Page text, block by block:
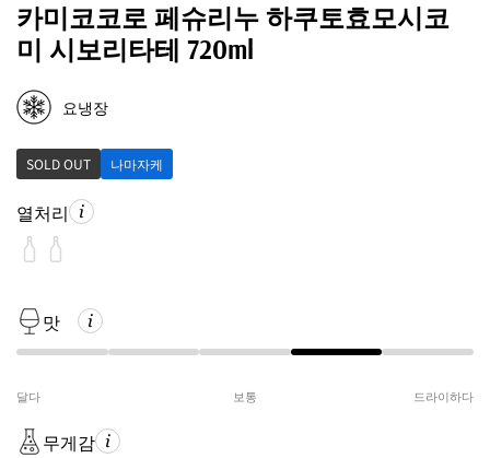
카미코코로 페슈리누 하쿠토효모시코
미 시보리타테 720ml
요냉장
SOLD OUT 나마자케
열처리
맛
달다 보통 드라이하다
무게감